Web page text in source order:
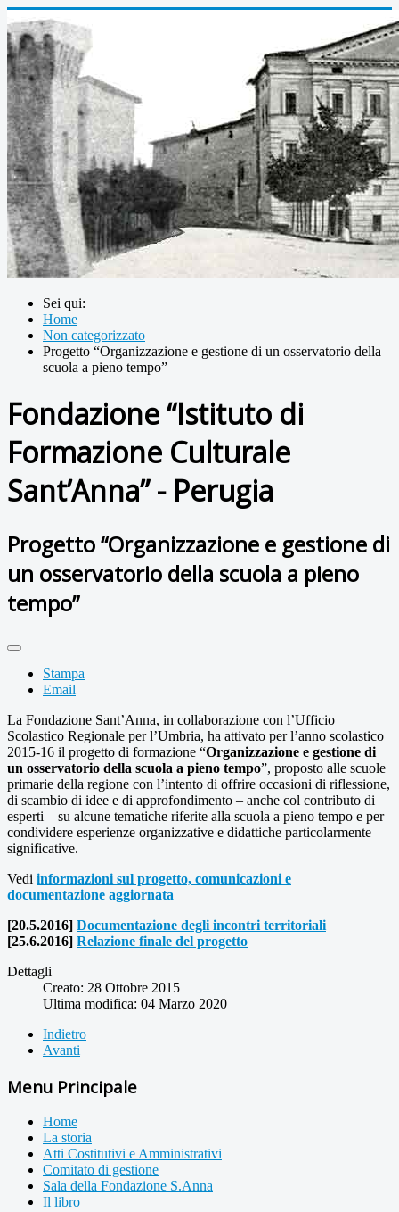
Sei qui:
Home
Non categorizzato
Progetto “Organizzazione e gestione di un osservatorio della
scuola a pieno tempo”
Fondazione “Istituto di
Formazione Culturale
Sant’Anna” - Perugia
Progetto “Organizzazione e gestione di
un osservatorio della scuola a pieno
tempo”
Stampa
Email
La Fondazione Sant’Anna, in collaborazione con l’Ufficio
Scolastico Regionale per l’Umbria, ha attivato per l’anno scolastico
2015-16 il progetto di formazione “Organizzazione e gestione di
un osservatorio della scuola a pieno tempo”, proposto alle scuole
primarie della regione con l’intento di offrire occasioni di riflessione,
di scambio di idee e di approfondimento – anche col contributo di
esperti – su alcune tematiche riferite alla scuola a pieno tempo e per
condividere esperienze organizzative e didattiche particolarmente
significative.
Vedi informazioni sul progetto, comunicazioni e
documentazione aggiornata
[20.5.2016] Documentazione degli incontri territoriali
[25.6.2016] Relazione finale del progetto
Dettagli
Creato: 28 Ottobre 2015
Ultima modifica: 04 Marzo 2020
Indietro
Avanti
Menu Principale
Home
La storia
Atti Costitutivi e Amministrativi
Comitato di gestione
Sala della Fondazione S.Anna
Il libro